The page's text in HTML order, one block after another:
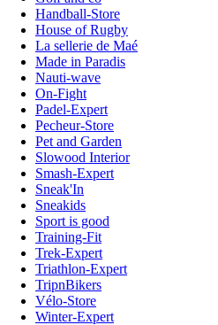
Handball-Store
House of Rugby
La sellerie de Maé
Made in Paradis
Nauti-wave
On-Fight
Padel-Expert
Pecheur-Store
Pet and Garden
Slowood Interior
Smash-Expert
Sneak'In
Sneakids
Sport is good
Training-Fit
Trek-Expert
Triathlon-Expert
TripnBikers
Vélo-Store
Winter-Expert